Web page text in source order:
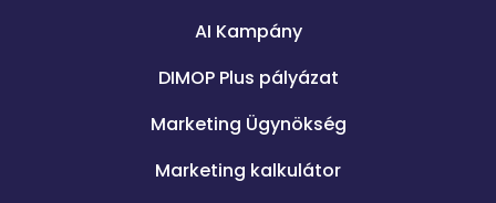
AI Kampány
DIMOP Plus pályázat
Marketing Ügynökség
Marketing kalkulátor